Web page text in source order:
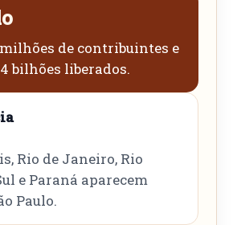
de contribuintes e
bilhões liberados.
Rio de Janeiro, Rio
e Paraná aparecem
Paulo.